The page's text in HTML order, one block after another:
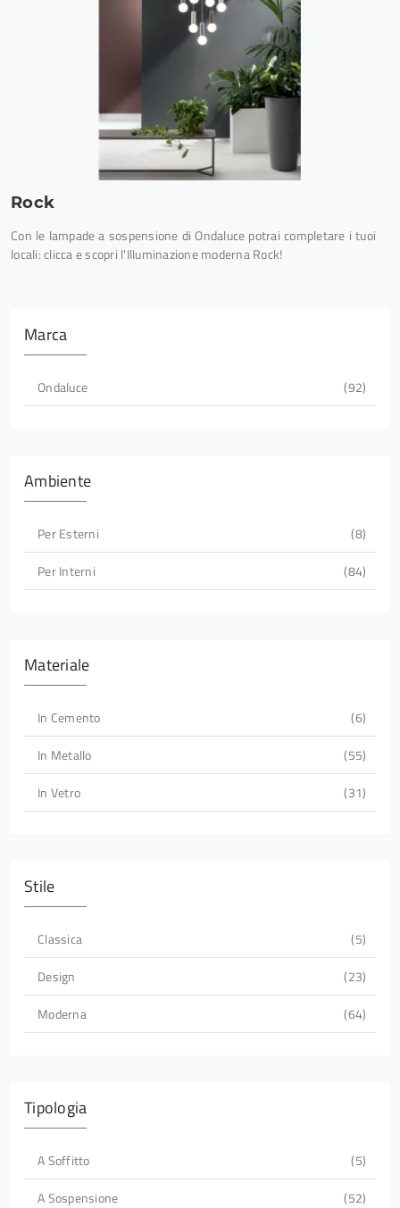
Marca
Ondaluce 92
Ambiente
Per Esterni
8
Per Interni
84
Materiale
In Cemento
6
In Metallo
55
In Vetro
31
Stile
Classica
5
Design
23
Moderna
64
Tipologia
A Soffitto
5
A Sospensione
52
Rock
Con le lampade a sospensione di Ondaluce potrai completare i tuoi
locali: clicca e scopri l'Illuminazione moderna Rock!